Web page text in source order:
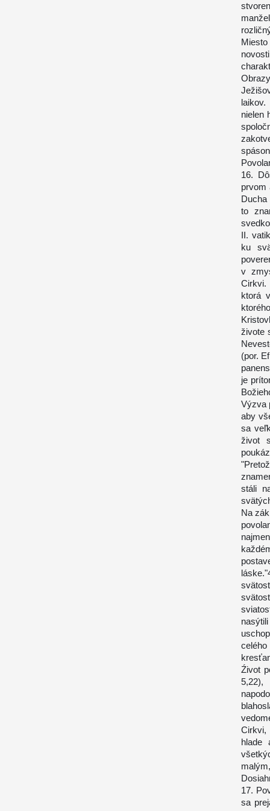
laikov.
nielen
16.
prvom
Ducha
to
II.
ku
v
Cirkvi.
ktorá
živote
(por.
je
Výzva
aby
sa
život
stáli
Na
celého
Źivot
5,22),
Cirkvi,
hlade
17.
sa